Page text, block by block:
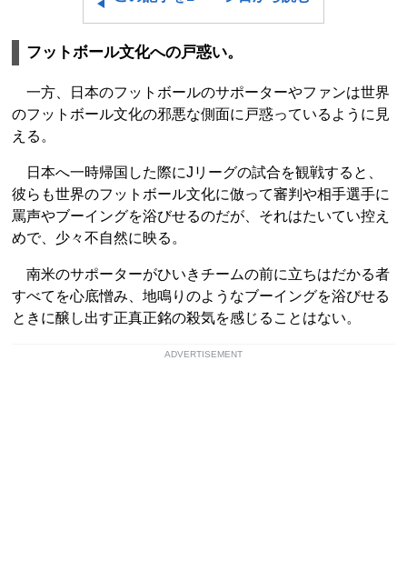
フットボール文化への戸惑い。
一方、日本のフットボールのサポーターやファンは世界
のフットボール文化の邪悪な側面に戸惑っているように見
える。
日本へ一時帰国した際にJリーグの試合を観戦すると、
彼らも世界のフットボール文化に倣って審判や相手選手に
罵声やブーイングを浴びせるのだが、それはたいてい控え
めで、少々不自然に映る。
南米のサポーターがひいきチームの前に立ちはだかる者
すべてを心底憎み、地鳴りのようなブーイングを浴びせる
ときに醸し出す正真正銘の殺気を感じることはない。
ADVERTISEMENT